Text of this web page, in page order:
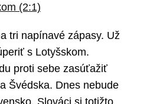
(2:1)
tri napínavé zápasy. Už
s Lotyšskom.
proti sebe zasúťažiť
Švédska. Dnes nebude
Slováci si totižto